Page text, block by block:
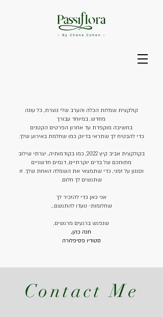
קולקצית שמלות הכלה והערב שלי נוצרת, כל עונה
מחדש, במיוחד עבורך
בחשיבה מוקפדת עד אחרון הפרטים הקטנים
כדי להבטיח לך שתראי בדיוק כמו שחלמת באירוע שלך.
בקולקצית אביב קיץ 2022, כמו בקודמותיה, יצרתי שילוב
מתוחכם של בדים יוקרתיים, דגמים חדשניים
וסגנון על זמני, כדי שתמצאי את השמלה האחת שלך. זו
שתגשים לך חלום.
אני כאן כדי להזכיר לך
שחלומות- נועדו להתגשם...
שנפגש ברגעים מרגשים,
חנה כהן,
סטודיו פסיפלורה
Contact Me